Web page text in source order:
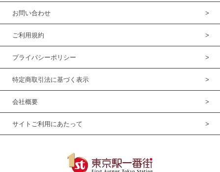
お問い合わせ
ご利用規約
プライバシーポリシー
特定商取引法に基づく表示
会社概要
サイトご利用にあたって